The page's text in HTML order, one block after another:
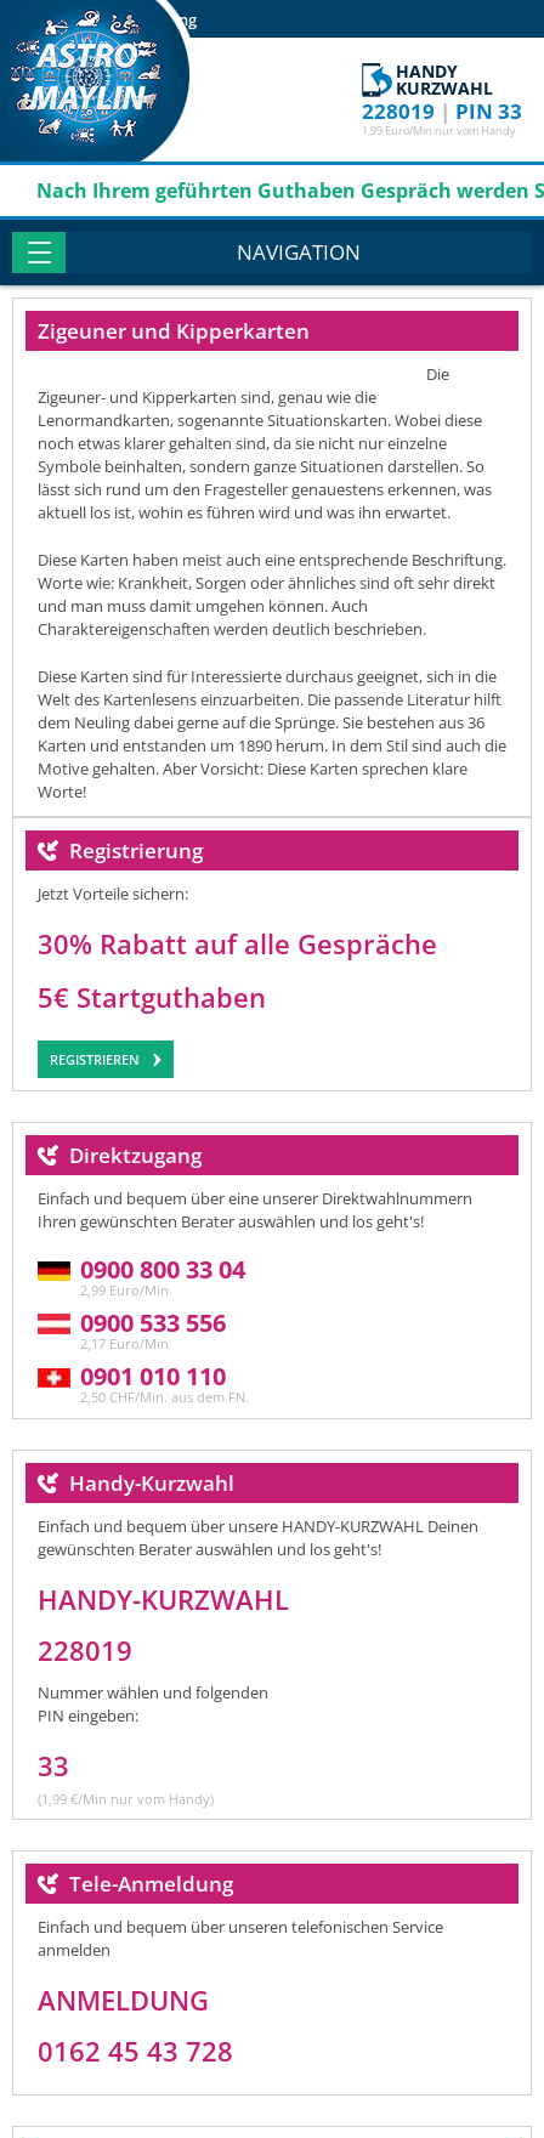
Login Registrierung
HANDY
KURZWAHL
228019 | PIN 33
1,99 Euro/Min nur vom Handy
Nach Ihrem geführten Guthaben Gespräch werden
NAVIGATION
Zigeuner und Kipperkarten
Die
Zigeuner- und Kipperkarten sind, genau wie die
Lenormandkarten, sogenannte Situationskarten. Wobei diese
noch etwas klarer gehalten sind, da sie nicht nur einzelne
Symbole beinhalten, sondern ganze Situationen darstellen. So
lässt sich rund um den Fragesteller genauestens erkennen, was
aktuell los ist, wohin es führen wird und was ihn erwartet.
Diese Karten haben meist auch eine entsprechende Beschriftung.
Worte wie: Krankheit, Sorgen oder ähnliches sind oft sehr direkt
und man muss damit umgehen können. Auch
Charaktereigenschaften werden deutlich beschrieben.
Diese Karten sind für Interessierte durchaus geeignet, sich in die
Welt des Kartenlesens einzuarbeiten. Die passende Literatur hilft
dem Neuling dabei gerne auf die Sprünge. Sie bestehen aus 36
Karten und entstanden um 1890 herum. In dem Stil sind auch die
Motive gehalten. Aber Vorsicht: Diese Karten sprechen klare
Worte!
Registrierung
Jetzt Vorteile sichern:
30% Rabatt auf alle Gespräche
5€ Startguthaben
REGISTRIEREN
Direktzugang
Einfach und bequem über eine unserer Direktwahlnummern
Ihren gewünschten Berater auswählen und los geht's!
0900 800 33 04
2,99 Euro/Min
0900 533 556
2,17 Euro/Min
0901 010 110
2,50 CHF/Min. aus dem FN.
Handy-Kurzwahl
Einfach und bequem über unsere HANDY-KURZWAHL Deinen
gewünschten Berater auswählen und los geht's!
HANDY-KURZWAHL
228019
Nummer wählen und folgenden
PIN eingeben:
33
(1,99 €/Min nur vom Handy)
Tele-Anmeldung
Einfach und bequem über unseren telefonischen Service
anmelden
ANMELDUNG
0162 45 43 728